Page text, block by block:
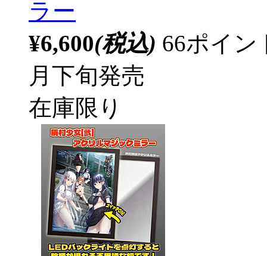
ラー
¥6,600(税込) 66ポイ
月下旬発売
在庫限り